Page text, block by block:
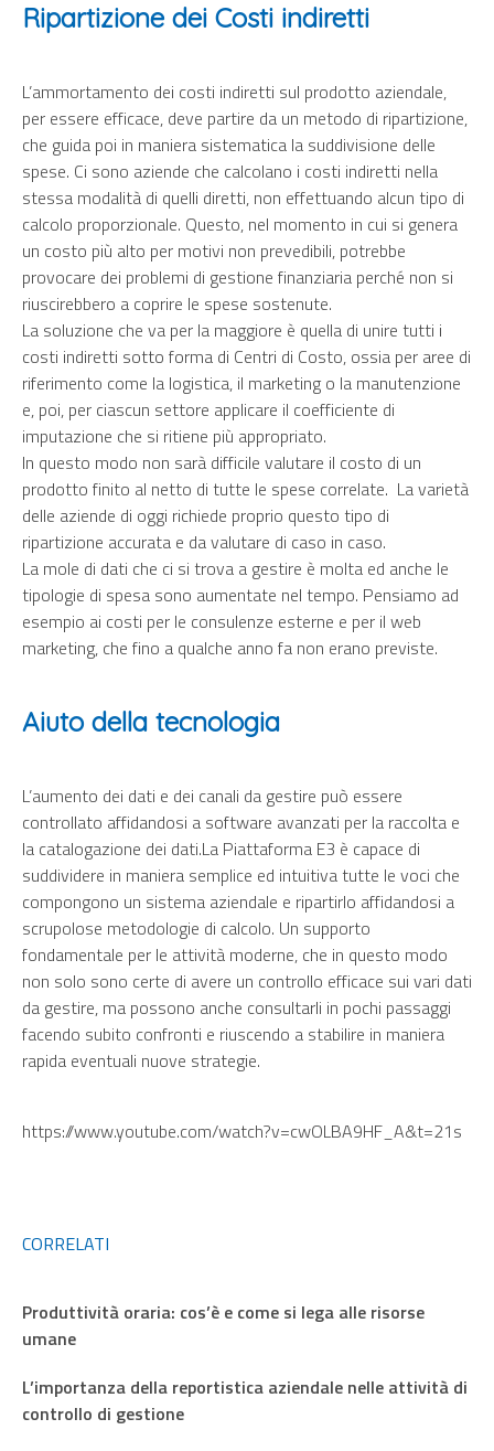
Ripartizione dei Costi indiretti
L’ammortamento dei costi indiretti sul prodotto aziendale,
per essere efficace, deve partire da un metodo di ripartizione,
che guida poi in maniera sistematica la suddivisione delle
spese. Ci sono aziende che calcolano i costi indiretti nella
stessa modalità di quelli diretti, non effettuando alcun tipo di
calcolo proporzionale. Questo, nel momento in cui si genera
un costo più alto per motivi non prevedibili, potrebbe
provocare dei problemi di gestione finanziaria perché non si
riuscirebbero a coprire le spese sostenute.
La soluzione che va per la maggiore è quella di unire tutti i
costi indiretti sotto forma di Centri di Costo, ossia per aree di
riferimento come la logistica, il marketing o la manutenzione
e, poi, per ciascun settore applicare il coefficiente di
imputazione che si ritiene più appropriato.
In questo modo non sarà difficile valutare il costo di un
prodotto finito al netto di tutte le spese correlate. La varietà
delle aziende di oggi richiede proprio questo tipo di
ripartizione accurata e da valutare di caso in caso.
La mole di dati che ci si trova a gestire è molta ed anche le
tipologie di spesa sono aumentate nel tempo. Pensiamo ad
esempio ai costi per le consulenze esterne e per il web
marketing, che fino a qualche anno fa non erano previste.
Aiuto della tecnologia
L’aumento dei dati e dei canali da gestire può essere
controllato affidandosi a software avanzati per la raccolta e
la catalogazione dei dati.La Piattaforma E3 è capace di
suddividere in maniera semplice ed intuitiva tutte le voci che
compongono un sistema aziendale e ripartirlo affidandosi a
scrupolose metodologie di calcolo. Un supporto
fondamentale per le attività moderne, che in questo modo
non solo sono certe di avere un controllo efficace sui vari dati
da gestire, ma possono anche consultarli in pochi passaggi
facendo subito confronti e riuscendo a stabilire in maniera
rapida eventuali nuove strategie.
https://www.youtube.com/watch?v=cwOLBA9HF_A&t=21s
CORRELATI
Produttività oraria: cos’è e come si lega alle risorse
umane
L’importanza della reportistica aziendale nelle attività di
controllo di gestione